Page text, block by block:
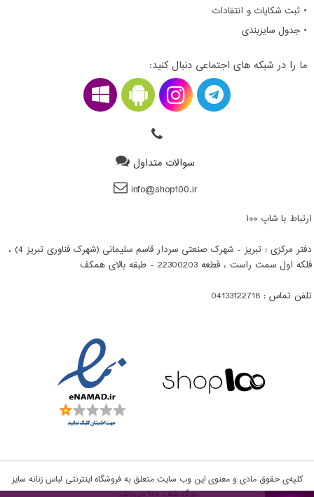
• ثبت شکایات و انتقادات
• جدول سایزبندی
ما را در شبکه های اجتماعی دنبال کنید:
سوالات متداول
info@shop100.ir
ارتباط با شاپ ۱۰۰
دفتر مرکزی : تبریز - شهرک صنعتی سردار قاسم سلیمانی (شهرک فناوری تبریز 4) ،
فلکه اول سمت راست ، قطعه 22300203 - طبقه بالای همکف
تلفن تماس : 04133122718
کلیه‌ی حقوق مادی و معنوی این وب سایت متعلق به فروشگاه اینترنتی لباس زنانه سایز